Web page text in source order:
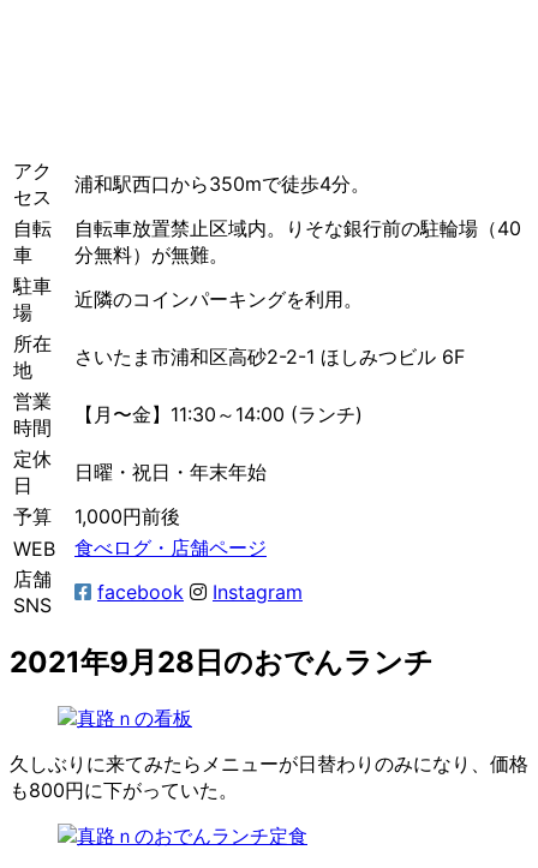
アク
セス
浦和駅西口から350mで徒歩4分。
自転
車
自転車放置禁止区域内。りそな銀行前の駐輪場（40
分無料）が無難。
駐車
場
近隣のコインパーキングを利用。
所在
地
さいたま市浦和区高砂2-2-1 ほしみつビル 6F
営業
時間
【月〜金】11:30～14:00 (ランチ)
定休
日
日曜・祝日・年末年始
予算
1,000円前後
WEB
食べログ・店舗ページ
店舗
SNS
facebook Instagram
2021年9月28日のおでんランチ
久しぶりに来てみたらメニューが日替わりのみになり、価格
も800円に下がっていた。